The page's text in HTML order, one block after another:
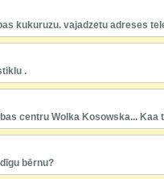
kukuruzu. vajadzetu adreses
.
centru Wolka Kosowska... Kaa
bērnu?